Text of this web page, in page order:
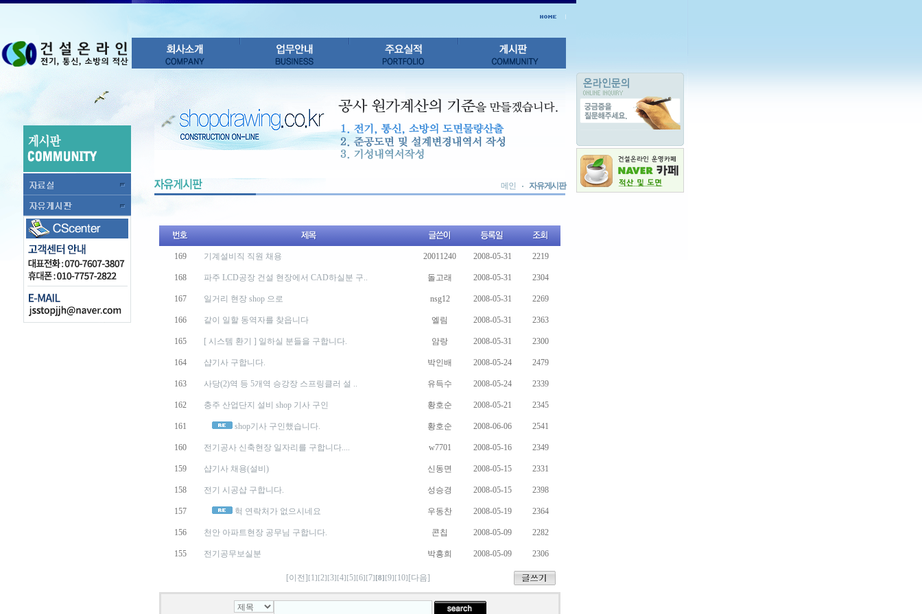
메인 자유게시판
169 기계설비직 직원 채용 20011240 2008-05-31 2219
168 파주 LCD공장 건설 현장에서 CAD하실분 구.. 돌고래 2008-05-31 2304
167 일거리 현장 shop 으로 nsg12 2008-05-31 2269
166 같이 일할 동역자를 찾읍니다 엘림 2008-05-31 2363
165 [ 시스템 환기 ] 일하실 분들을 구합니다. 암랑 2008-05-31 2300
164 샵기사 구합니다. 박인배 2008-05-24 2479
163 사당(2)역 등 5개역 승강장 스프링클러 설 .. 유득수 2008-05-24 2339
162 충주 산업단지 설비 shop 기사 구인 황호순 2008-05-21 2345
161 shop기사 구인했습니다. 황호순 2008-06-06 2541
160 전기공사 신축현장 일자리를 구합니다.... w7701 2008-05-16 2349
159 샵기사 채용(설비) 신동면 2008-05-15 2331
158 전기 시공샵 구합니다. 성승경 2008-05-15 2398
157 헉 연락처가 없으시네요 우동찬 2008-05-19 2364
156 천안 아파트현장 공무님 구합니다. 콘칩 2008-05-09 2282
155 전기공무보실분 박흥희 2008-05-09 2306
[이전] [1][2][3][4][5][6][7][8][9][10] [다음]